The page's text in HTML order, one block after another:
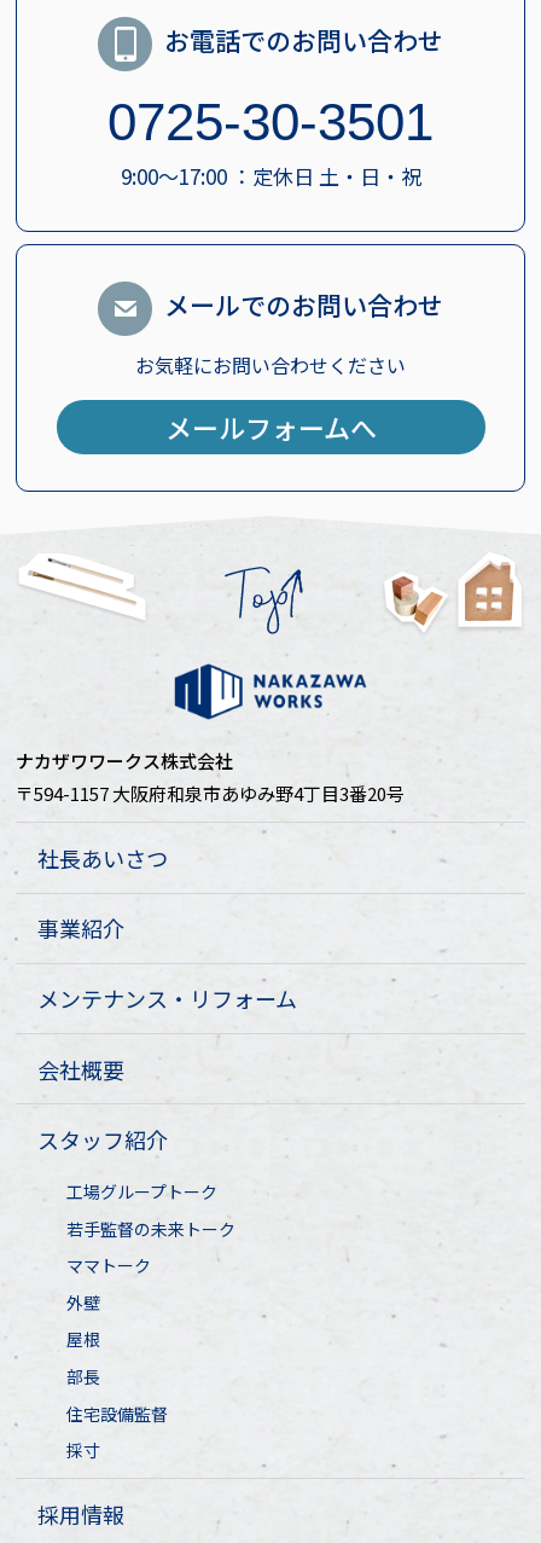
お電話でのお問い合わせ
0725-30-3501
9:00～17:00 ：定休日 土・日・祝
メールでのお問い合わせ
お気軽にお問い合わせください
メールフォームへ
ナカザワワークス株式会社
〒594-1157 大阪府和泉市あゆみ野4丁目3番20号
社長あいさつ
事業紹介
メンテナンス・リフォーム
会社概要
スタッフ紹介
工場グループトーク
若手監督の未来トーク
ママトーク
外壁
屋根
部長
住宅設備監督
採寸
採用情報